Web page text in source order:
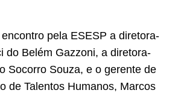
pela ESESP a diretora-
do Belém Gazzoni, a diretora-
Socorro Souza, e o gerente de
de Talentos Humanos, Marcos